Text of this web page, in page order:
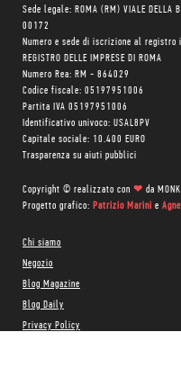
Sede legale: ROMA (RM) VIALE DELLA
00172
Numero e sede di iscrizione al
REGISTRO DELLE IMPRESE DI ROMA
Numero Rea: RM - 864029
Codice fiscale: 05197951006
Partita IVA 05197951006
Identificativo univoco: USAL8PV
Capitale sociale: 10.400 EURO
Trasparenza su aiuti pubblici
Copyright © realizzato con ❤ da
Progetto grafico: Patrizio Marini e
Chi siamo
Negozio
Blog Magazine
Blog Daily
Privacy Policy